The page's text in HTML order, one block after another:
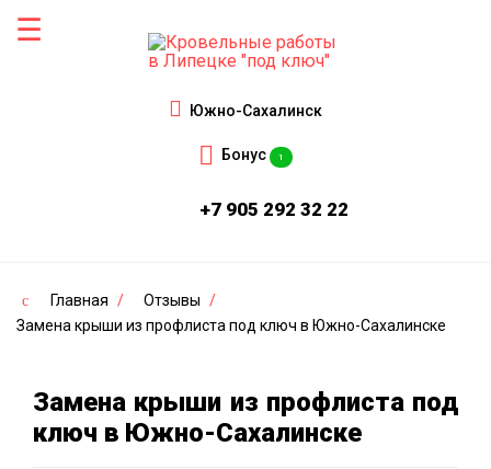
Южно-Сахалинск
Бонус 1
+7 905 292 32 22
Главная / Отзывы /
Замена крыши из профлиста под ключ в Южно-Сахалинске
Замена крыши из профлиста под
ключ в Южно-Сахалинске